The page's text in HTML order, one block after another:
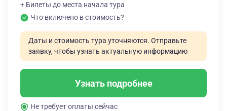
+ Билеты до места начала тура
Что включено в стоимость?
Даты и стоимость тура уточняются. Отправьте
заявку, чтобы узнать актуальную информацию
Узнать подробнее
Не требует оплаты сейчас